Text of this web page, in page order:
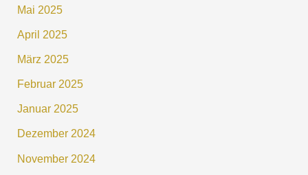
Mai 2025
April 2025
März 2025
Februar 2025
Januar 2025
Dezember 2024
November 2024